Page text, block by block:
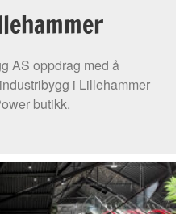
AS oppdrag med å
i Lillehammer
butikk.